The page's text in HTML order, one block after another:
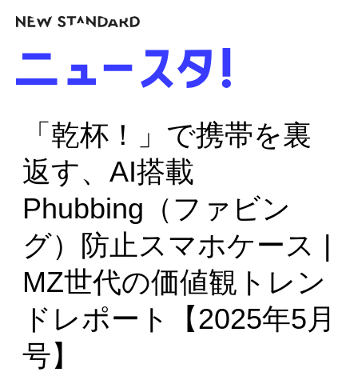
「乾杯！」で携帯を裏
返す、AI搭載
Phubbing（ファビン
グ）防止スマホケース |
MZ世代の価値観トレン
ドレポート【2025年5月
号】